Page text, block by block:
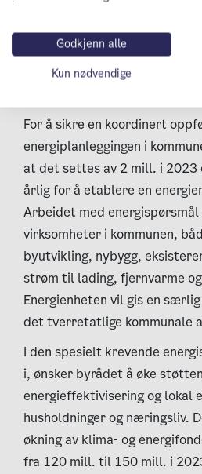
lokalt. Kommunen
biogass fra avløpsslam ved
renseanlegg, flytende
Slemmestad (Veas) og det
For å sikre en koordinert
energiplanleggingen i
at det settes av 2 mill. i
årlig for å etablere en
Arbeidet med
virksomheter i kommunen,
byutvikling, nybygg,
strøm til lading, fjernvarme
Energienheten vil gis en
det tverretatlige kommunale
I den spesielt krevende
i, ønsker byrådet å øke
energieffektivisering og lokal
husholdninger og næringsliv.
økning av klima- og
fra 120 mill. til 150 mill. i
Godkjenn alle
Kun nødvendige